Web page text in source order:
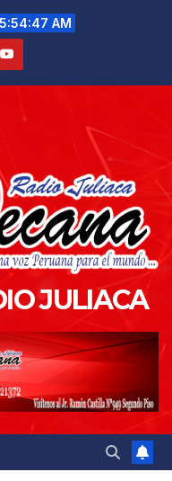
5:54:48 AM
JULIACA